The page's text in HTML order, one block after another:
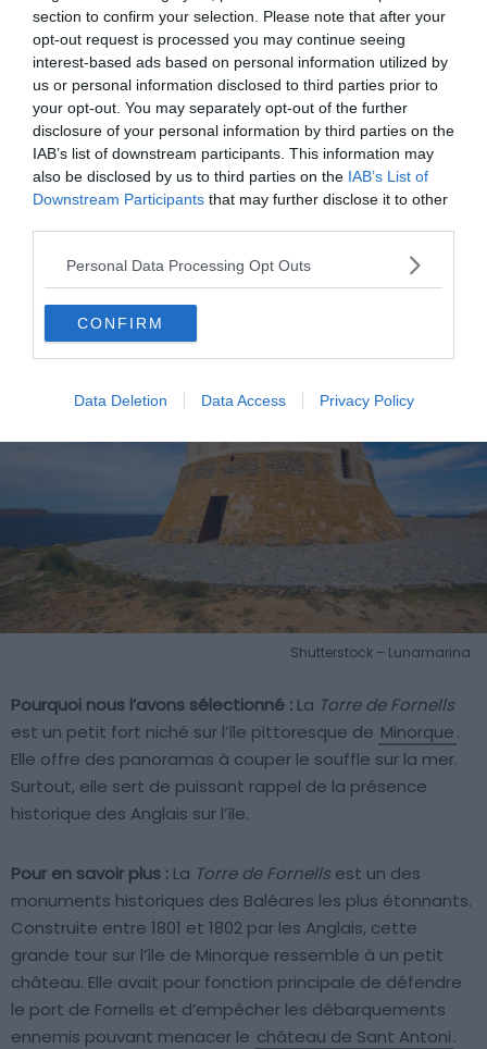
section to confirm your selection. Please note that after your
opt-out request is processed you may continue seeing
interest-based ads based on personal information utilized by
us or personal information disclosed to third parties prior to
your opt-out. You may separately opt-out of the further
disclosure of your personal information by third parties on the
IAB’s list of downstream participants. This information may
also be disclosed by us to third parties on the IAB’s List of
Downstream Participants that may further disclose it to other
Personal Data Processing Opt Outs
CONFIRM
Data Deletion Data Access Privacy Policy
expérimenter aux Îles Baléares
Les 6 sites archéologiques à explorer pour un voyage
dans le temps aux Îles Baléares
Les 5 plages paradisiaques à ne pas manquer aux
Îles Baléares
Torre de Fornells, la plus célèbre tour
de Minorque
Shutterstock – Lunamarina
Pourquoi nous l’avons sélectionné : La Torre de Fornells
est un petit fort niché sur l’île pittoresque de Minorque.
Elle offre des panoramas à couper le souffle sur la mer.
Surtout, elle sert de puissant rappel de la présence
historique des Anglais sur l’île.
Pour en savoir plus : La Torre de Fornells est un des
monuments historiques des Baléares les plus étonnants.
Construite entre 1801 et 1802 par les Anglais, cette
grande tour sur l’île de Minorque ressemble à un petit
château. Elle avait pour fonction principale de défendre
le port de Fornells et d’empêcher les débarquements
ennemis pouvant menacer le château de Sant Antoni.